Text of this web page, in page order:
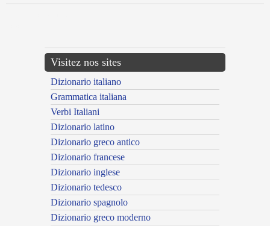
Visitez nos sites
Dizionario italiano
Grammatica italiana
Verbi Italiani
Dizionario latino
Dizionario greco antico
Dizionario francese
Dizionario inglese
Dizionario tedesco
Dizionario spagnolo
Dizionario greco moderno